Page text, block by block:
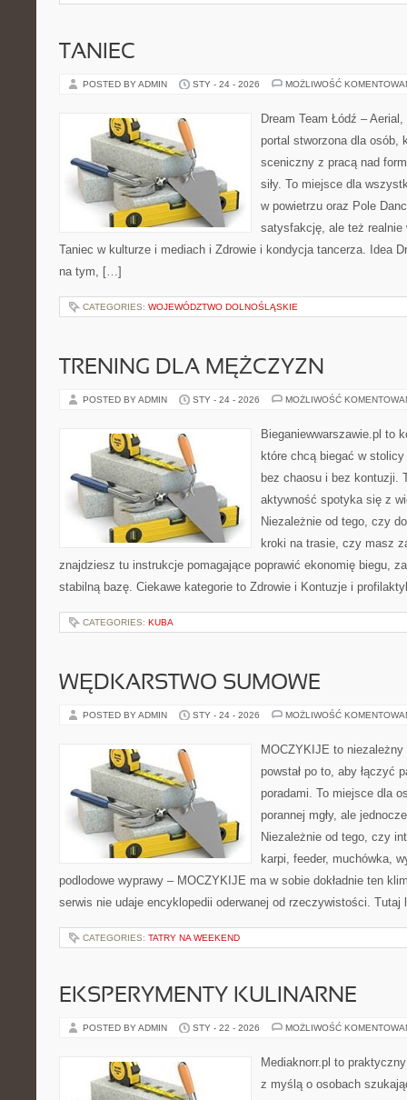
TANIEC
POSTED BY ADMIN STY - 24 - 2026 MOŻLIWOŚĆ
Dream Team Łódź –
portal stworzona dla osób,
sceniczny z pracą nad
siły. To miejsce dla
w powietrzu oraz Pole
satysfakcję, ale też realnie
Taniec w kulturze i mediach i Zdrowie i kondycja tancerza. Idea
na tym, […]
CATEGORIES: WOJEWÓDZTWO DOLNOŚLĄSKIE
TRENING DLA MĘŻCZYZN
POSTED BY ADMIN STY - 24 - 2026 MOŻLIWOŚĆ
Bieganiewwarszawie.pl to
które chcą biegać w
bez chaosu i bez kontuzji.
aktywność spotyka się z
Niezależnie od tego, czy
kroki na trasie, czy masz
znajdziesz tu instrukcje pomagające poprawić ekonomię biegu,
stabilną bazę. Ciekawe kategorie to Zdrowie i Kontuzje i
CATEGORIES: KUBA
WĘDKARSTWO SUMOWE
POSTED BY ADMIN STY - 24 - 2026 MOŻLIWOŚĆ
MOCZYKIJE to
powstał po to, aby łączyć
poradami. To miejsce dla
porannej mgły, ale
Niezależnie od tego, czy
karpi, feeder, muchówka,
podlodowe wyprawy – MOCZYKIJE ma w sobie dokładnie ten
serwis nie udaje encyklopedii oderwanej od rzeczywistości.
CATEGORIES: TATRY NA WEEKEND
EKSPERYMENTY KULINARNE
POSTED BY ADMIN STY - 22 - 2026 MOŻLIWOŚĆ
Mediaknorr.pl to
z myślą o osobach